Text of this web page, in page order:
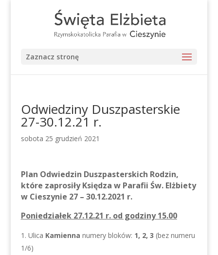
Zaznacz stronę
Odwiedziny Duszpasterskie
27-30.12.21 r.
sobota 25 grudzień 2021
Plan Odwiedzin Duszpasterskich Rodzin,
które zaprosiły Księdza w Parafii Św. Elżbiety
w Cieszynie 27 – 30.12.2021 r.
Poniedziałek 27.12.21 r. od godziny 15.00
Ulica Kamienna numery bloków: 1, 2, 3 (bez numeru
1/6)